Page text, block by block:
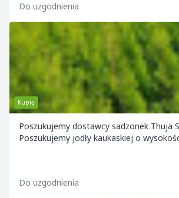
Do uzgodnienia
Kupię
Poszukujemy dostawcy sadzonek Thuja
Poszukujemy jodły kaukaskiej o
Do uzgodnienia